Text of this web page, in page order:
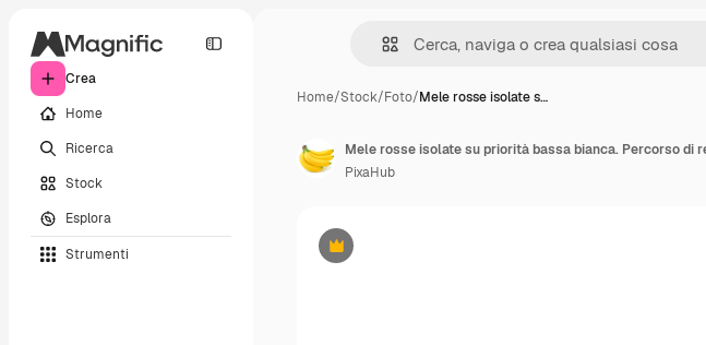
Crea
Home
Ricerca
Stock
Esplora
Strumenti
Home/Stock/Foto/Mele rosse isolate s…
Premium
PixaHub